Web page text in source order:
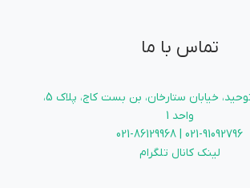
تماس با ما
تهران، میدان توحید، خیابان ستارخان، بن بست کاج، پلاک 5،
واحد 1
021-91092796 | 021-86129968
لینک کانال تلگرام